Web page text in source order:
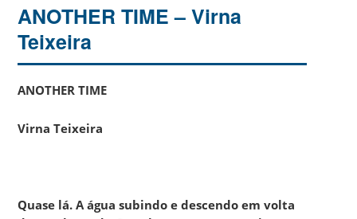
ANOTHER TIME – Virna
Teixeira
ANOTHER TIME
Virna Teixeira
Quase lá. A água subindo e descendo em volta